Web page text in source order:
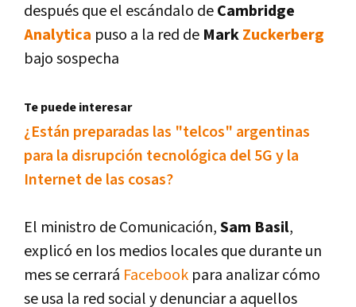
después que el escándalo deCambridge
Analytica puso a la red de MarkZuckerberg
bajo sospecha
Te puede interesar
¿Están preparadas las "telcos" argentinas
para la disrupción tecnológica del 5G y la
Internet de las cosas?
El ministro de Comunicación,Sam Basil,
explicó en los medios locales que durante un
mes se cerrará Facebook para analizar cómo
se usa la red social y denunciar a aquellos